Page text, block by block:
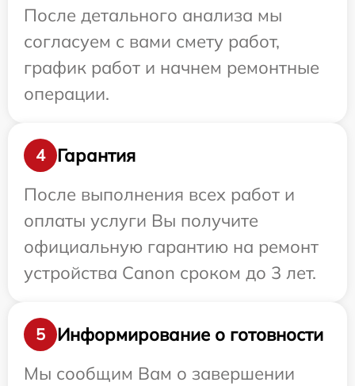
После детального анализа мы
согласуем с вами смету работ,
график работ и начнем ремонтные
операции.
4
Гарантия
После выполнения всех работ и
оплаты услуги Вы получите
официальную гарантию на ремонт
устройства Canon сроком до 3 лет.
5
Информирование о готовности
Мы сообщим Вам о завершении